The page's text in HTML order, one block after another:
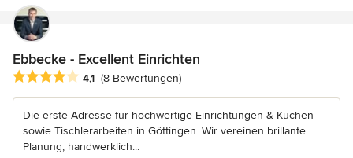
Ebbecke - Excellent Einrichten
Durchschnittliche Bewertung: 4.1 von 5 Sternen
4,1 (8 Bewertungen)
Die erste Adresse für hochwertige Einrichtungen & Küchen
sowie Tischlerarbeiten in Göttingen. Wir vereinen brillante
Planung, handwerklich...